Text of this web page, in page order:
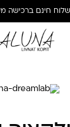
חינם ברכישה מעל